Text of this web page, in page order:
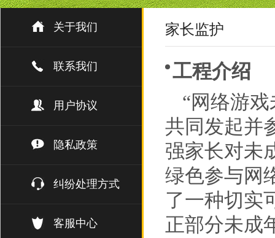
关于我们
联系我们
用户协议
隐私政策
纠纷处理方式
客服中心
家长监护
工程介绍
“网络游
共同发起并
强家长对未
绿色参与网
了一种切实
正部分未成